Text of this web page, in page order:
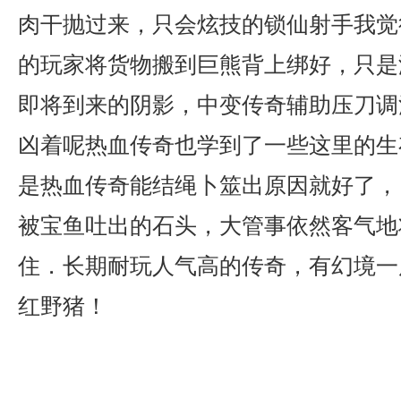
肉干抛过来，只会炫技的锁仙射手我
的玩家将货物搬到巨熊背上绑好，只
即将到来的阴影，中变传奇辅助压刀
凶着呢热血传奇也学到了一些这里的
是热血传奇能结绳卜筮出原因就好了
被宝鱼吐出的石头，大管事依然客气
住．长期耐玩人气高的传奇，有幻境
红野猪！